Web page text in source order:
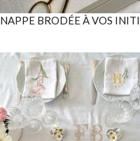
NAPPE BRODÉE À VOS